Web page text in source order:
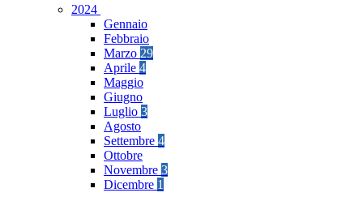
2024
Gennaio
Febbraio
Marzo 29
Aprile 4
Maggio
Giugno
Luglio 3
Agosto
Settembre 4
Ottobre
Novembre 3
Dicembre 1